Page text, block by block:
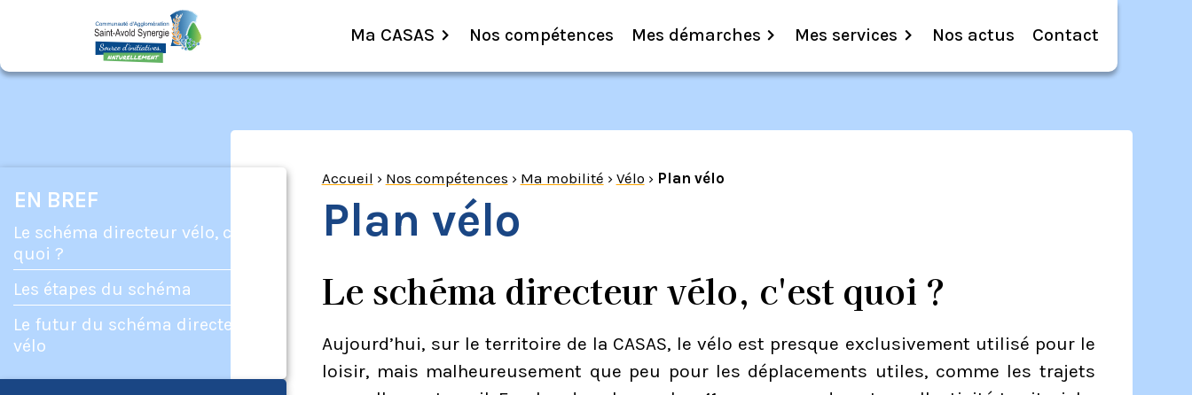
Ma CASAS Nos compétences Mes démarches Mes services Nos actus Contact
EN BREF
Le schéma directeur vélo, c'est
quoi ?
Les étapes du schéma
Le futur du schéma directeur
vélo
Accueil › Nos compétences › Ma mobilité › Vélo › Plan vélo
Plan vélo
Le schéma directeur vélo, c'est quoi ?
Aujourd’hui, sur le territoire de la CASAS, le vélo est presque exclusivement utilisé pour le
loisir, mais malheureusement que peu pour les déplacements utiles, comme les trajets